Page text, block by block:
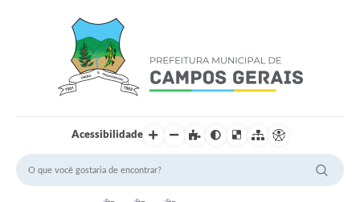
Acessibilidade